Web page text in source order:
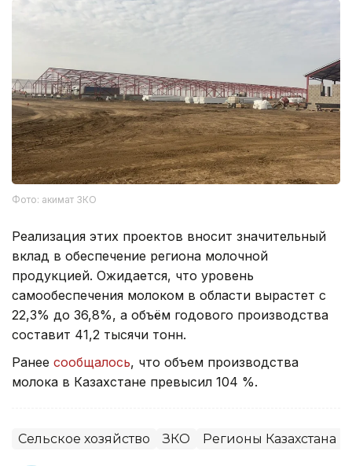
Фото: акимат ЗКО
Реализация этих проектов вносит значительный
вклад в обеспечение региона молочной
продукцией. Ожидается, что уровень
самообеспечения молоком в области вырастет с
22,3% до 36,8%, а объём годового производства
составит 41,2 тысячи тонн.
Ранее сообщалось, что объем производства
молока в Казахстане превысил 104 %.
Сельское хозяйство ЗКО Регионы Казахстана